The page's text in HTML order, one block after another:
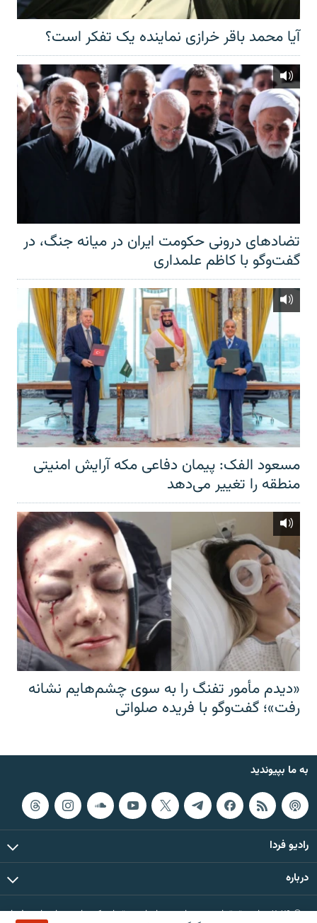
آیا محمد باقر خرازی نماینده یک تفکر است؟
تضادهای درونی حکومت ایران در میانه جنگ، در
گفت‌‌وگو با کاظم علمداری
مسعود الفک: پیمان دفاعی مکه آرایش امنیتی
منطقه را تغییر می‌دهد
«دیدم مأمور تفنگ را به سوی چشم‌هایم نشانه
رفت»؛ گفت‌و‌گو با فریده صلواتی
به ما بپیوندید
رادیو فردا
درباره
© ۲۰۲۶ تمام حقوق این وب‌سایت، بر اساس مقررات کپی‌رایت، برای رادیو فردا